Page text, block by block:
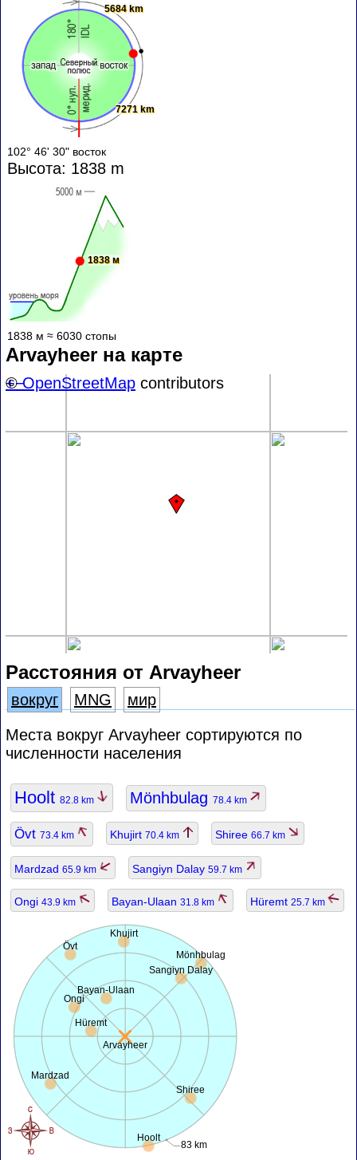
7271 km
5684 km
102° 46' 30" восток
Высота: 1838 m
1838 м
1838 м ≈ 6030 стопы
Arvayheer на карте
+−
©OpenStreetMap contributors
Расстояния от Arvayheer
вокруг MNG
мир
Места вокруг Arvayheer сортируются по
численности населения
Hoolt 82.8 km Mönhbulag 78.4 km
Övt 73.4 km Khujirt 70.4 km Shiree 66.7 km
Mardzad 65.9 km Sangiyn Dalay 59.7 km
Ongi 43.9 km Bayan-Ulaan 31.8 km Hüremt 25.7 km
Arvayheer
83 km
Hoolt
Mönhbulag
Övt
Khujirt
Shiree
Mardzad
Sangiyn Dalay
Ongi
Bayan-Ulaan
Hüremt